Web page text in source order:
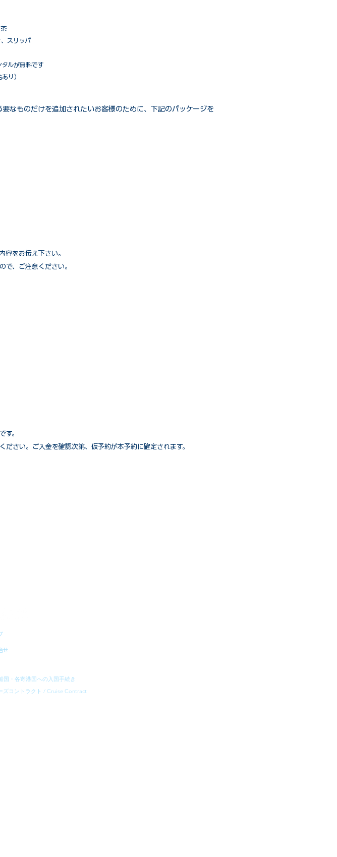
スリッパ
ルが無料です
り）
なものだけを追加されたいお客様のために、下記のパッケージを
容をお伝え下さい。
で、ご注意ください。
す。
さい。ご入金を確認次第、仮予約が本予約に確定されます。
せ
ズコントラクト / Cruise Contract
国・各寄港国への入国手続き